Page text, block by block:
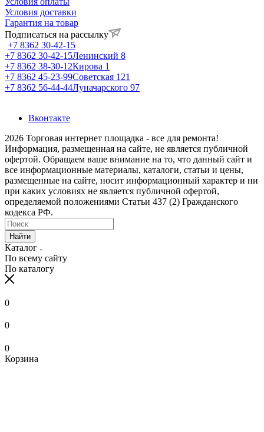
Условия доставки
Гарантия на товар
Подписаться на рассылку
+7 8362 30-42-15
+7 8362 30-42-15Ленинский 8
+7 8362 38-30-12Кирова 1
+7 8362 45-23-99Советская 121
+7 8362 56-44-44Луначарского 97
Вконтакте
2026 Торговая интернет площадка - все для ремонта!
Информация, размещенная на сайте, не является публичной
офертой. Обращаем ваше внимание на то, что данный сайт и
все информационные материалы, каталоги, статьи и цены,
размещенные на сайте, носит информационный характер и ни
при каких условиях не является публичной офертой,
определяемой положениями Статьи 437 (2) Гражданского
кодекса РФ.
Найти
Каталог
По всему сайту
По каталогу
0
0
0
Корзина